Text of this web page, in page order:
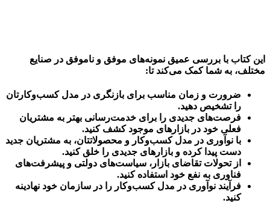
این کتاب با بررسی عمیق نمونه‌های موفق و ناموفق در صنایع
مختلف، به شما کمک می‌کند تا:
ضرورت و زمان مناسب برای بازنگری در مدل کسب‌وکارتان
را تشخیص دهید.
فرصت‌های جدیدی را برای خدمت‌رسانی بهتر به مشتریان
فعلی خود در بازارهای موجود کشف کنید.
با نوآوری در مدل کسب‌وکار و محصولاتتان، به مشتریان جدید
دست پیدا کرده و بازارهای جدیدی را خلق کنید.
از تحولات تقاضای بازار، سیاست‌های دولتی و پیشرفت‌های
فناوری به نفع خود استفاده کنید.
فرآیند نوآوری در مدل کسب‌وکار را در سازمان خود نهادینه
کنید.